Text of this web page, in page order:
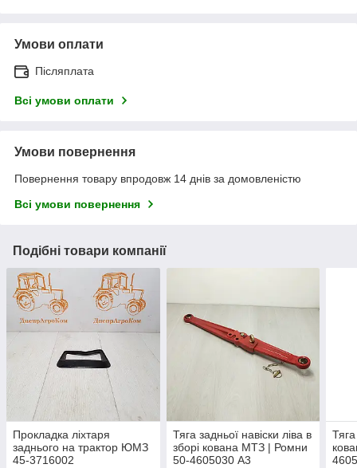
Умови оплати
Післяплата
Всі умови оплати
Умови повернення
Повернення товару впродовж 14 днів за домовленістю
Всі умови повернення
Подібні товари компанії
Прокладка ліхтаря
заднього на трактор ЮМЗ
45-3716002
Тяга задньої навіски ліва в
зборі кована МТЗ | Ромни
50-4605030 А3